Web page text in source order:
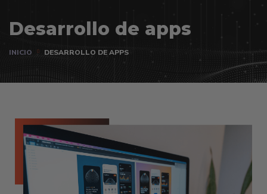
Desarrollo de apps
INICIO DESARROLLO DE APPS